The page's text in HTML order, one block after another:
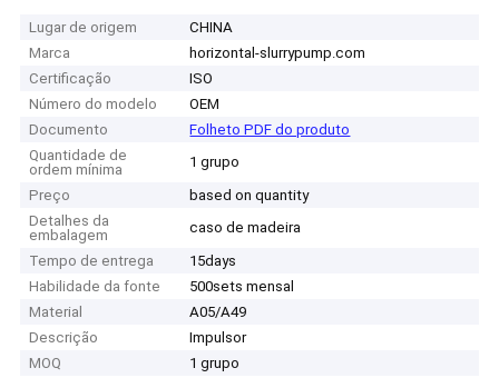
Lugar de origem
CHINA
Marca
horizontal-slurrypump.com
Certificação
ISO
Número do modelo
OEM
Documento
Folheto PDF do produto
Quantidade de
ordem mínima
1 grupo
Preço
based on quantity
Detalhes da
embalagem
caso de madeira
Tempo de entrega
15days
Habilidade da fonte
500sets mensal
Material
A05/A49
Descrição
Impulsor
MOQ
1 grupo